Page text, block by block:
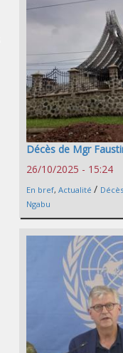
Décès de Mgr
26/10/2025 - 15:24
En bref, Actualité / Décès
Ngabu